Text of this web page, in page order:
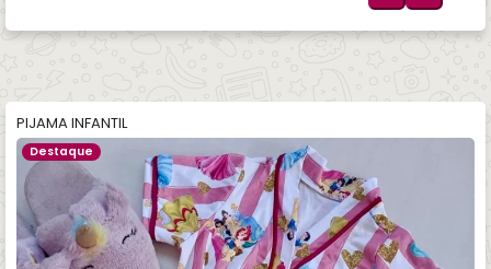
PIJAMA INFANTIL
Destaque